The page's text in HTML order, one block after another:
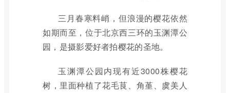
三月春寒料峭，但浪漫的樱花依然
如期而至，位于北京西三环的玉渊潭公
园，是摄影爱好者拍樱花的圣地。
玉渊潭公园内现有近3000株樱花
树，里面种植了花毛茛、角堇、虞美人